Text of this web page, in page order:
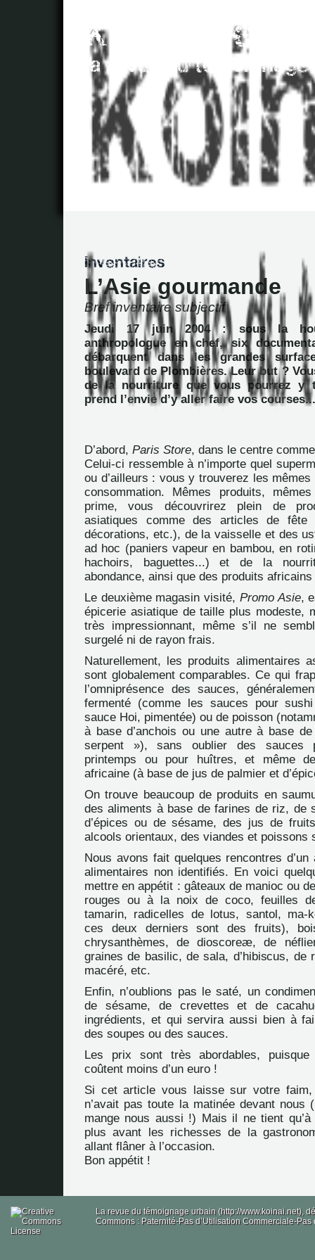
L’Asie gourmande
Bref inventaire subjectif
Jeudi 17 juin 2004 : sous la
anthropologue en chef, six
débarquent dans les grandes
boulevard de Plombières. Leur but ?
de la nourriture que vous pourrez y
prend l’envie d’y aller faire vos courses...
D’abord, Paris Store, dans le centre
Celui-ci ressemble à n’importe quel
ou d’ailleurs : vous y trouverez les
consommation. Mêmes produits,
prime, vous découvrirez plein de
asiatiques comme des articles de fête
décorations, etc.), de la vaisselle et des
ad hoc (paniers vapeur en bambou, en
hachoirs, baguettes...) et de la
abondance, ainsi que des produits
Le deuxième magasin visité, Promo Asie,
épicerie asiatique de taille plus modeste,
très impressionnant, même s’il ne
surgelé ni de rayon frais.
Naturellement, les produits alimentaires
sont globalement comparables. Ce qui
l’omniprésence des sauces,
fermenté (comme les sauces pour
sauce Hoi, pimentée) ou de poisson
à base d’anchois ou une autre à base
serpent »), sans oublier des sauces
printemps ou pour huîtres, et même
africaine (à base de jus de palmier et
On trouve beaucoup de produits en
des aliments à base de farines de riz, de
d’épices ou de sésame, des jus de
alcools orientaux, des viandes et poissons
Nous avons fait quelques rencontres d’un
alimentaires non identifiés. En voici
mettre en appétit : gâteaux de manioc ou
rouges ou à la noix de coco, feuilles
tamarin, radicelles de lotus, santol, ma-
ces deux derniers sont des fruits),
chrysanthèmes, de dioscoreæ, de
graines de basilic, de sala, d’hibiscus, de
macéré, etc.
Enfin, n’oublions pas le saté, un
de sésame, de crevettes et de
ingrédients, et qui servira aussi bien à
des soupes ou des sauces.
Les prix sont très abordables, puisque
coûtent moins d’un euro !
Si cet article vous laisse sur votre faim,
n’avait pas toute la matinée devant nous
mange nous aussi !) Mais il ne tient
plus avant les richesses de la
allant flâner à l’occasion.
Bon appétit !
La revue du témoignage urbain (http://www.koinai.net),
Commons : Paternité-Pas d’Utilisation Commerciale-